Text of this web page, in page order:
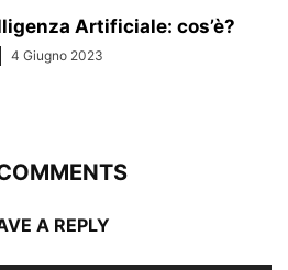
Artificiale: cos’è?
4 Giugno 2023
A REPLY